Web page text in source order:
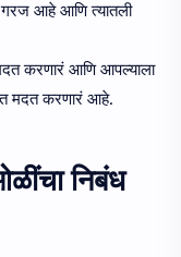
गरज आहे आणि त्यातली
मदत करणारं आणि आपल्याला
मदत करणारं आहे.
निबंध